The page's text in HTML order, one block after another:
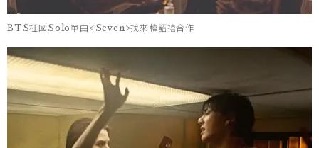
BTS柾國Solo單曲<Seven>找來韓韶禧合作